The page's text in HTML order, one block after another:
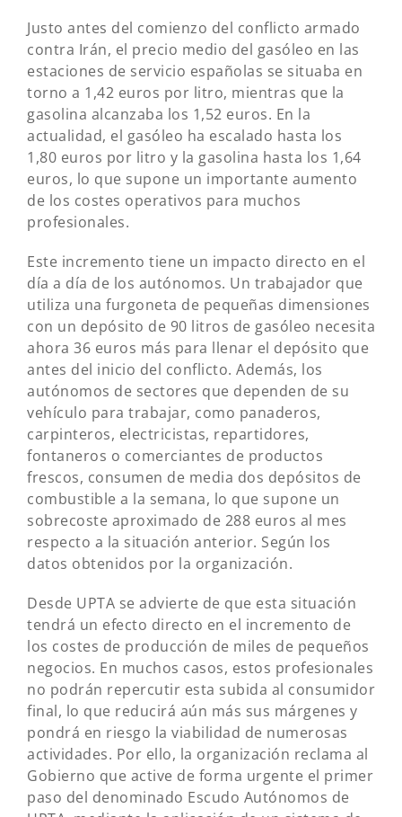
Justo antes del comienzo del conflicto armado
contra Irán, el precio medio del gasóleo en las
estaciones de servicio españolas se situaba en
torno a 1,42 euros por litro, mientras que la
gasolina alcanzaba los 1,52 euros. En la
actualidad, el gasóleo ha escalado hasta los
1,80 euros por litro y la gasolina hasta los 1,64
euros, lo que supone un importante aumento
de los costes operativos para muchos
profesionales.
Este incremento tiene un impacto directo en el
día a día de los autónomos. Un trabajador que
utiliza una furgoneta de pequeñas dimensiones
con un depósito de 90 litros de gasóleo necesita
ahora 36 euros más para llenar el depósito que
antes del inicio del conflicto. Además, los
autónomos de sectores que dependen de su
vehículo para trabajar, como panaderos,
carpinteros, electricistas, repartidores,
fontaneros o comerciantes de productos
frescos, consumen de media dos depósitos de
combustible a la semana, lo que supone un
sobrecoste aproximado de 288 euros al mes
respecto a la situación anterior. Según los
datos obtenidos por la organización.
Desde UPTA se advierte de que esta situación
tendrá un efecto directo en el incremento de
los costes de producción de miles de pequeños
negocios. En muchos casos, estos profesionales
no podrán repercutir esta subida al consumidor
final, lo que reducirá aún más sus márgenes y
pondrá en riesgo la viabilidad de numerosas
actividades. Por ello, la organización reclama al
Gobierno que active de forma urgente el primer
paso del denominado Escudo Autónomos de